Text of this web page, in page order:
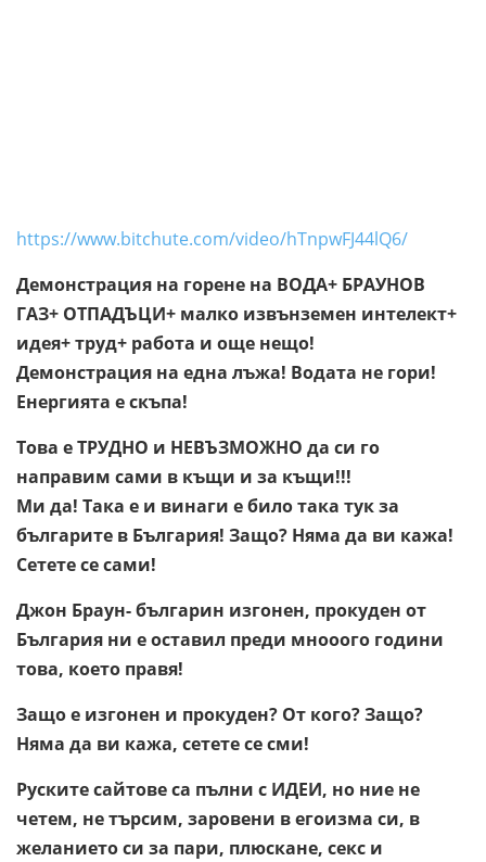
https://www.bitchute.com/video/hTnpwFJ44lQ6/
Демонстрация на горене на ВОДА+ БРАУНОВ
ГАЗ+ ОТПАДЪЦИ+ малко извънземен интелект+
идея+ труд+ работа и още нещо!
Демонстрация на една лъжа! Водата не гори!
Енергията е скъпа!
Това е ТРУДНО и НЕВЪЗМОЖНО да си го
направим сами в къщи и за къщи!!!
Ми да! Така е и винаги е било така тук за
българите в България! Защо? Няма да ви кажа!
Сетете се сами!
Джон Браун- българин изгонен, прокуден от
България ни е оставил преди мнооого години
това, което правя!
Защо е изгонен и прокуден? От кого? Защо?
Няма да ви кажа, сетете се сми!
Руските сайтове са пълни с ИДЕИ, но ние не
четем, не търсим, заровени в егоизма си, в
желанието си за пари, плюскане, секс и